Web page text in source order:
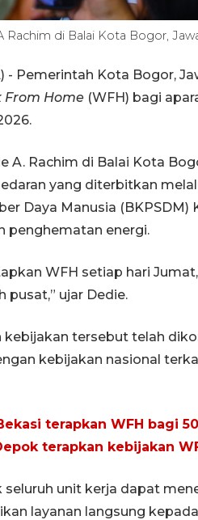
di Balai Kota Bogor,
- Pemerintah Kota Bogor,
From Home (WFH) bagi
A. Rachim di Balai Kota
yang diterbitkan
Daya Manusia
penghematan energi.
WFH setiap hari
ujar Dedie.
tersebut telah
kebijakan nasional
terapkan WFH bagi
terapkan kebijakan
unit kerja dapat
layanan langsung